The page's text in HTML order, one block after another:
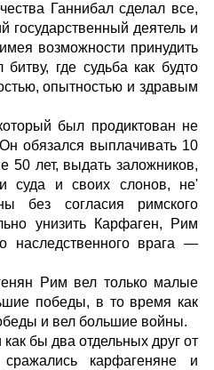
Ганнибал сделал все,
государственный деятель и
возможности принудить
где судьба как будто
опытностью и здравым
был продиктован не
обязался выплачивать 10
50 лет, выдать заложников,
суда и своих слонов, не'
без согласия римского
унизить Карфаген, Рим
наследственного врага —
Рим вел только малые
победы, в то время как
и вел большие войны.
бы два отдельных друг от
карфагеняне и